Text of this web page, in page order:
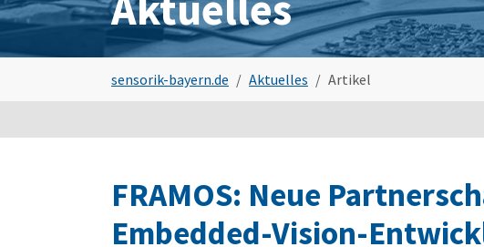
sensorik-bayern.de Aktuelles Artikel
FRAMOS: Neue
Embedded-Vision-